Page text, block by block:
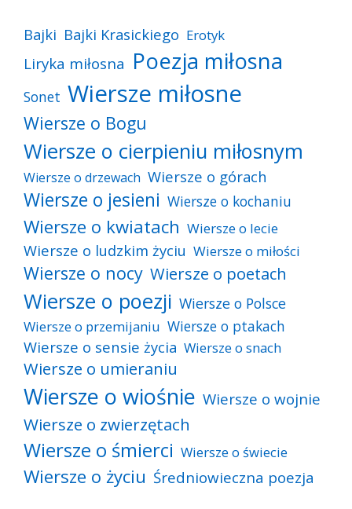
Bajki Bajki Krasickiego Erotyk
Liryka miłosna Poezja miłosna
Sonet Wiersze miłosne
Wiersze o Bogu
Wiersze o cierpieniu miłosnym
Wiersze o drzewach Wiersze o górach
Wiersze o jesieni Wiersze o kochaniu
Wiersze o kwiatach Wiersze o lecie
Wiersze o ludzkim życiu Wiersze o miłości
Wiersze o nocy Wiersze o poetach
Wiersze o poezji Wiersze o Polsce
Wiersze o przemijaniu Wiersze o ptakach
Wiersze o sensie życia Wiersze o snach
Wiersze o umieraniu
Wiersze o wiośnie Wiersze o wojnie
Wiersze o zwierzętach
Wiersze o śmierci Wiersze o świecie
Wiersze o życiu Średniowieczna poezja